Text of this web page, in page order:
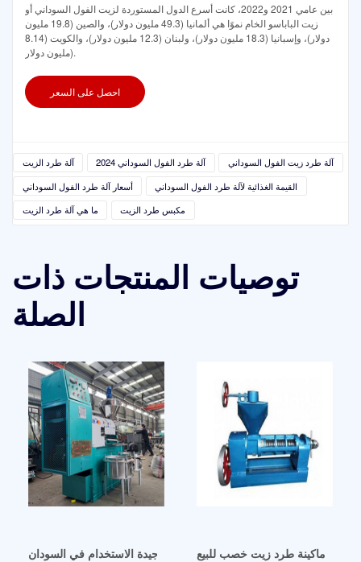
بين عامي 2021 و2022، كانت أسرع الدول المستوردة لزيت الفول السوداني أو
زيت الباباسو الخام نموًا هي ألمانيا (49.3 مليون دولار)، والصين (19.8 مليون
دولار)، وإسبانيا (18.3 مليون دولار)، ولبنان (12.3 مليون دولار)، والكويت (8.14
مليون دولار).
احصل على السعر
آلة طرد الزيت آلة طرد الفول السوداني 2024
آلة طرد زيت الفول السوداني
أسعار آلة طرد الفول السوداني
القيمة الغذائية لآلة طرد الفول السوداني
ما هي آلة طرد الزيت
مكبس طرد الزيت
توصيات المنتجات ذات
الصلة
آلة طرد الزيت ذات السعة الكبيرة جيدة الاستخدام في السودان
ماكينة طرد زيت خصب للبيع